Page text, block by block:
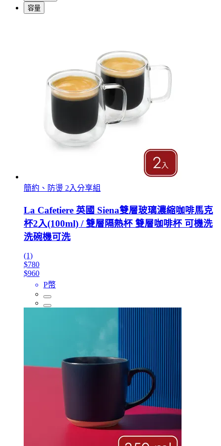
容量
簡約、防燙 2入分享組
La Cafetiere 英國 Siena雙層玻璃濃縮咖啡馬克
杯2入(100ml) / 雙層隔熱杯 雙層咖啡杯 可機洗
洗碗機可洗
(1)
$780
$960
P幣